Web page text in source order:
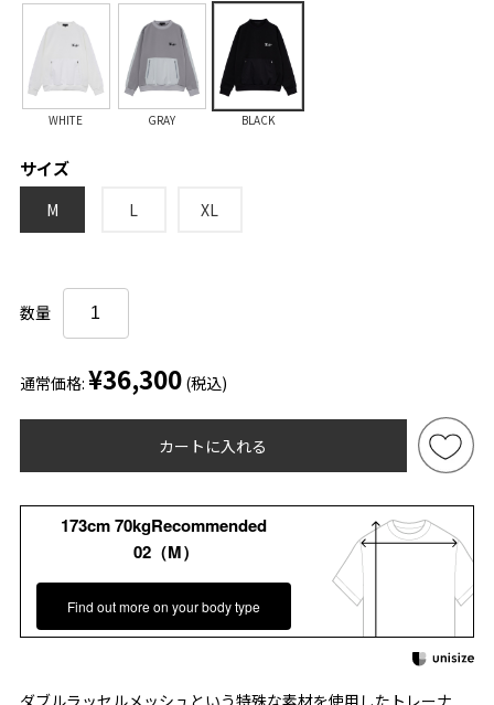
WHITE GRAY BLACK
サイズ
M L XL
数量
通常価格: ¥36,300 (税込)
カートに入れる
173cm 70kgRecommended
02（M）
Find out more on your body type
ダブルラッセルメッシュという特殊な素材を使用したトレーナ